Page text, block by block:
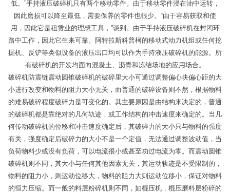
低。”手持液压破碎机只有两个移动零件。由于移动零件浸在油中运转，
因此磨损可以降至最低，需要保养的零件也很少。“由于容易获取和使
用，因此它是租赁业的理想工具，”谈到。由于手持液压破碎机在封闭环
路中工作，因此它生来可靠。阿特拉斯科普柯的移动式动力机组或任何挖
掘机、反铲等类似设备的液压出口均可以作为手持液压破碎机的能源。所
有破碎机的开发均面向混凝土、沥青和冻结场地的应用场合。
破碎机防震链震动圆锥破碎机的破碎里大小可通过调整偏心块偏心距的大
小进行改变和物料的阻力大小无关，而普通的破碎设备则不然，根据物料
的难易破碎程度破碎力是可变化的。其主要原因是由结构来决定的，普通
的破碎机都是靠绝对的几何轨迹，或工作结构的冲击速度来确定的。当几
何传动破碎机的位移和冲击速度确定后，其破碎力的大小只与物料的强度
有关，强度确定后破碎力的大小不是一个定值，无法通过调整波动值，当
负荷物料少或没有负荷，可以电流很小或甚至功过电流为零。而震动圆锥
破碎机则不同，其大小与任何其他因素无关，其运动轨迹是不受限制的，
物料的阻力小，则运动位移大，物料的阻力大则运动位移小，保证对物料
的恒力压缩。而一般的料层粉碎机则不同，如棍压机，棍压磨料层粉碎的